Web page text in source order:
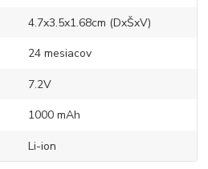
4.7x3.5x1.68cm (DxŠxV)
24 mesiacov
7.2V
1000 mAh
Li-ion